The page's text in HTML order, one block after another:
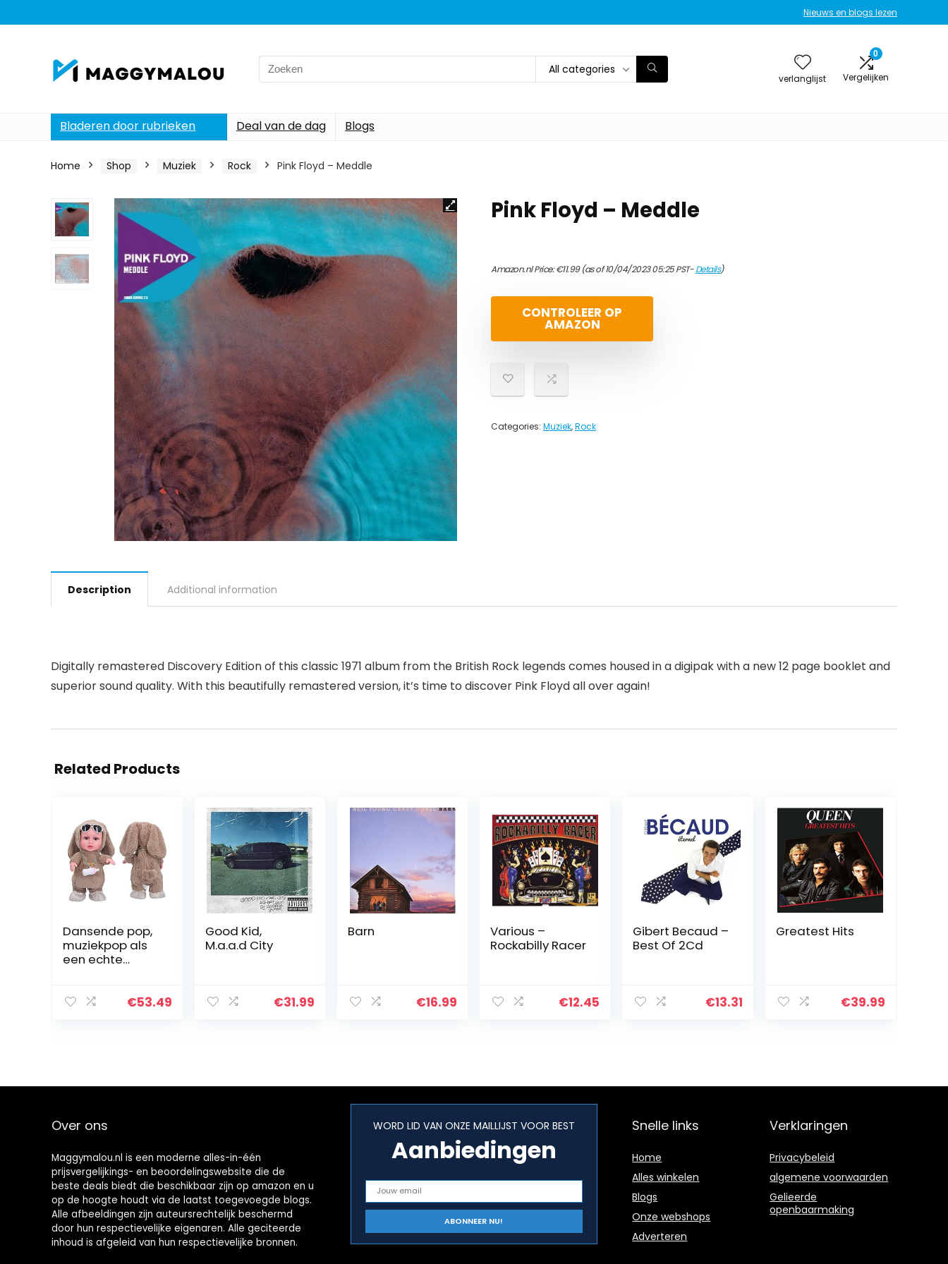
Nieuws en blogs lezen
Search
for:
All categories
verlanglijst
0
Vergelijken
Bladeren door rubrieken Deal van de dag Blogs
Home Shop Muziek Rock Pink Floyd – Meddle
Pink Floyd – Meddle
Amazon.nl Price:€11.99(as of 10/04/2023 05:25 PST-Details)
CONTROLEER OP
AMAZON
Categories: Muziek,Rock
Description Additional information
Digitally remastered Discovery Edition of this classic 1971 album from the British Rock legends comes housed in a digipak with a new 12 page booklet and
superior sound quality. With this beautifully remastered version, it’s time to discover Pink Floyd all over again!
Related Products
Dansende pop,
muziekpop als
een echte
details voor kind
€53.49
Good Kid,
M.a.a.d City
€31.99
Barn
€16.99
Various –
Rockabilly Racer
€12.45
Gibert Becaud –
Best Of 2Cd
€13.31
Greatest Hits
€39.99
Over ons
Maggymalou.nl is een moderne alles-in-één
prijsvergelijkings- en beoordelingswebsite die de
beste deals biedt die beschikbaar zijn op amazon en u
op de hoogte houdt via de laatst toegevoegde blogs.
Alle afbeeldingen zijn auteursrechtelijk beschermd
door hun respectievelijke eigenaren. Alle geciteerde
inhoud is afgeleid van hun respectievelijke bronnen.
WORD LID VAN ONZE MAILLIJST VOOR BEST
Aanbiedingen
Snelle links
Home
Alles winkelen
Blogs
Onze webshops
Adverteren
Verklaringen
Privacybeleid
algemene voorwaarden
Gelieerde
openbaarmaking